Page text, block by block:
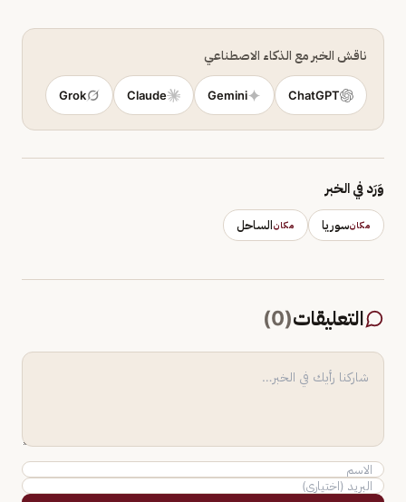
ناقش الخبر مع الذكاء الاصطناعي
ChatGPT
Gemini
Claude
Grok
وَرَد في الخبر
مكانسوريا مكانالساحل
التعليقات(
0
)